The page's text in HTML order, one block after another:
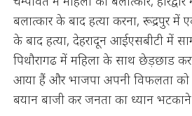
बलात्कार के बाद हत्या करना, रूद्रपुर में
के बाद हत्या, देहरादून आईएसबीटी में
पिथौरागढ में महिला के साथ छेड़छाड
आया हैं और भाजपा अपनी विफलता को
बयान बाजी कर जनता का ध्यान